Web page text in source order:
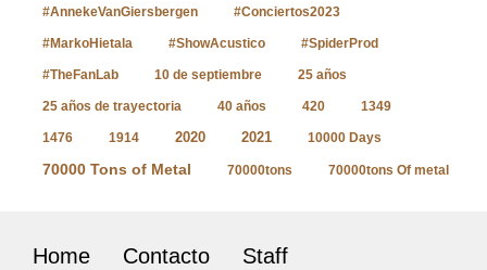
#AnnekeVanGiersbergen #Conciertos2023
#MarkoHietala #ShowAcustico #SpiderProd
#TheFanLab 10 de septiembre 25 años
25 años de trayectoria 40 años 420 1349
1476 1914 2020 2021 10000 Days
70000 Tons of Metal 70000tons 70000tons Of metal
Home Contacto Staff